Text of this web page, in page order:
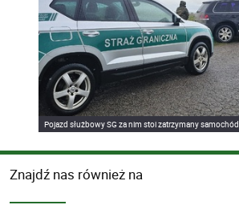
Pojazd służbowy SG za nim stoi zatrzymany samochód
Znajdź nas również na